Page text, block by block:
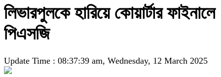
লিভারপুলকে হারিয়ে কোয়ার্টার ফাইনালে
পিএসজি
Update Time : 08:37:39 am, Wednesday, 12 March 2025